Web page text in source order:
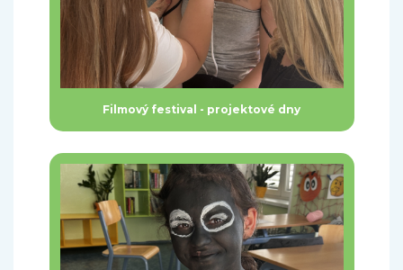
Filmový festival - projektové dny